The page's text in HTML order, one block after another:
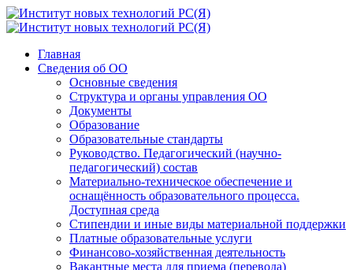
Главная
Сведения об ОО
Основные сведения
Структура и органы управления ОО
Документы
Образование
Образовательные стандарты
Руководство. Педагогический (научно-
педагогический) состав
Материально-техническое обеспечение и
оснащённость образовательного процесса.
Доступная среда
Стипендии и иные виды материальной поддержки
Платные образовательные услуги
Финансово-хозяйственная деятельность
Вакантные места для приема (перевода)